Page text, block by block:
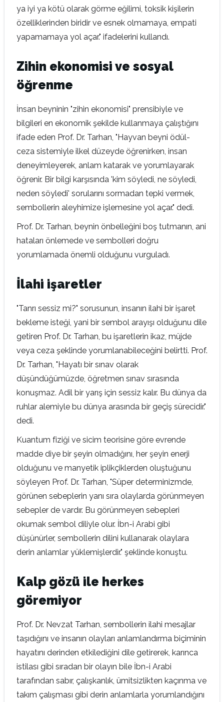
ya iyi ya kötü olarak görme eğilimi, toksik kişilerin
özelliklerinden biridir ve esnek olmamaya, empati
yapamamaya yol açar." ifadelerini kullandı.
Zihin ekonomisi ve sosyal
öğrenme
İnsan beyninin "zihin ekonomisi" prensibiyle ve
bilgileri en ekonomik şekilde kullanmaya çalıştığını
ifade eden Prof. Dr. Tarhan, "Hayvan beyni ödül-
ceza sistemiyle ilkel düzeyde öğrenirken, insan
deneyimleyerek, anlam katarak ve yorumlayarak
öğrenir. Bir bilgi karşısında 'kim söyledi, ne söyledi,
neden söyledi' sorularını sormadan tepki vermek,
sembollerin aleyhimize işlemesine yol açar." dedi.
Prof. Dr. Tarhan, beynin önbelleğini boş tutmanın, ani
hataları önlemede ve sembolleri doğru
yorumlamada önemli olduğunu vurguladı.
İlahi işaretler
"Tanrı sessiz mi?" sorusunun, insanın ilahi bir işaret
bekleme isteği, yani bir sembol arayışı olduğunu dile
getiren Prof. Dr. Tarhan, bu işaretlerin ikaz, müjde
veya ceza şeklinde yorumlanabileceğini belirtti. Prof.
Dr. Tarhan, "Hayatı bir sınav olarak
düşündüğümüzde, öğretmen sınav sırasında
konuşmaz. Adil bir yarış için sessiz kalır. Bu dünya da
ruhlar alemiyle bu dünya arasında bir geçiş sürecidir."
dedi.
Kuantum fiziği ve sicim teorisine göre evrende
madde diye bir şeyin olmadığını, her şeyin enerji
olduğunu ve manyetik iplikçiklerden oluştuğunu
söyleyen Prof. Dr. Tarhan, "Süper determinizmde,
görünen sebeplerin yanı sıra olaylarda görünmeyen
sebepler de vardır. Bu görünmeyen sebepleri
okumak sembol diliyle olur. İbn-i Arabi gibi
düşünürler, sembollerin dilini kullanarak olaylara
derin anlamlar yüklemişlerdir." şeklinde konuştu.
Kalp gözü ile herkes
göremiyor
Prof. Dr. Nevzat Tarhan, sembollerin ilahi mesajlar
taşıdığını ve insanın olayları anlamlandırma biçiminin
hayatını derinden etkilediğini dile getirerek, karınca
istilası gibi sıradan bir olayın bile İbn-i Arabi
tarafından sabır, çalışkanlık, ümitsizlikten kaçınma ve
takım çalışması gibi derin anlamlarla yorumlandığını